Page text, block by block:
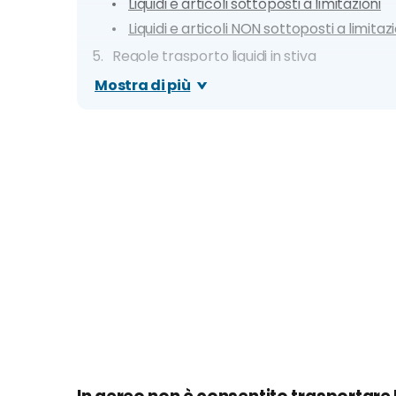
Liquidi e articoli NON sottoposti a
Regole trasporto liquidi in stiva
Consigli Utili
Mostra di più